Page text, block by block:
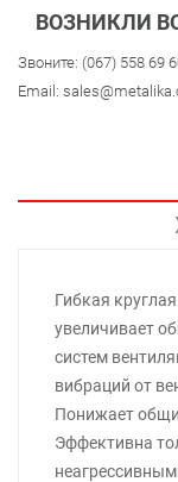
ВОЗНИКЛИ
Звоните: (067) 558 69
Email:
Гибкая
увеличивает
систем
вибраций от
Понижает
Эффективна